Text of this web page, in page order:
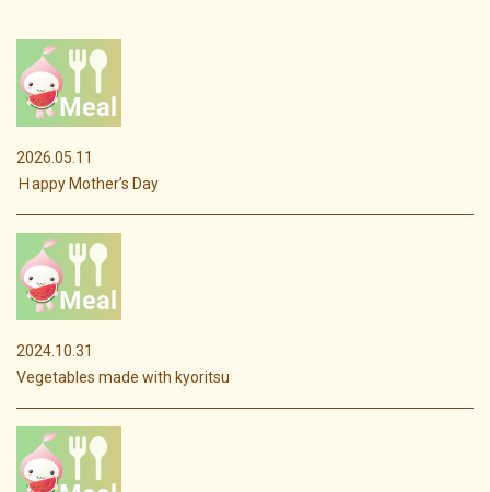
2026.05.11
Ｈappy Mother’s Day
2024.10.31
Vegetables made with kyoritsu